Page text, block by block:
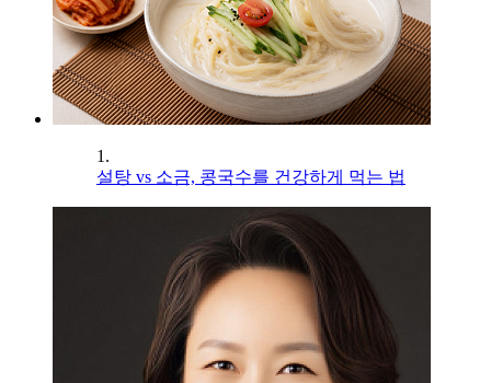
1.
설탕 vs 소금, 콩국수를 건강하게 먹는 법